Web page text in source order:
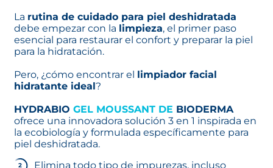
La rutina de cuidado para piel deshidratada
debe empezar con la limpieza, el primer paso
esencial para restaurar el confort y preparar la piel
para la hidratación.
Pero, ¿cómo encontrar el limpiador facial
hidratante ideal?
HYDRABIO GEL MOUSSANT DE BIODERMA
ofrece una innovadora solución 3 en 1 inspirada en
la ecobiología y formulada específicamente para
piel deshidratada.
Elimina todo tipo de impurezas, incluso